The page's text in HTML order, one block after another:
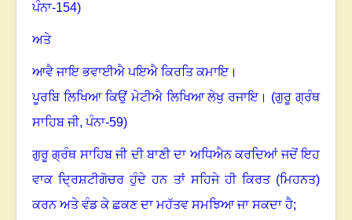
ਪੰਨਾ-154)
ਅਤੇ
ਆਵੈ ਜਾਇ ਭਵਾਈਐ ਪਇਐ ਕਿਰਤਿ ਕਮਾਇ।
ਪੂਰਬਿ ਲਿਖਿਆ ਕਿਉਂ ਮੇਟੀਐ ਲਿਖਿਆ ਲੇਖੁ ਰਜਾਇ। (ਗੁਰੂ ਗ੍ਰੰਥ
ਸਾਹਿਬ ਜੀ,ਪੰਨਾ-59)
ਗੁਰੂ ਗ੍ਰੰਥ ਸਾਹਿਬ ਜੀ ਦੀ ਬਾਣੀ ਦਾ ਅਧਿਐਨ ਕਰਦਿਆਂ ਜਦੋਂ ਇਹ
ਵਾਕ ਦ੍ਰਿਸ਼ਟੀਗੋਚਰ ਹੁੰਦੇ ਹਨ ਤਾਂ ਸਹਿਜੇ ਹੀ ਕਿਰਤ (ਮਿਹਨਤ)
ਕਰਨ ਅਤੇ ਵੰਡ ਕੇ ਛਕਣ ਦਾ ਮਹੱਤਵ ਸਮਝਿਆ ਜਾ ਸਕਦਾ ਹੈ;